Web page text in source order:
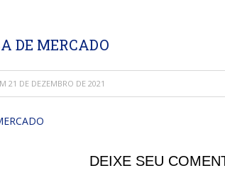
DE MERCADO
21 DE DEZEMBRO DE 2021
DEIXE SEU